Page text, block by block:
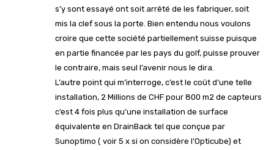
s’y sont essayé ont soit arrêté de les fabriquer, soit
mis la clef sous la porte. Bien entendu nous voulons
croire que cette société partiellement suisse puisque
en partie financée par les pays du golf, puisse prouver
le contraire, mais seul l’avenir nous le dira.
L’autre point qui m’interroge, c’est le coût d’une telle
installation, 2 Millions de CHF pour 800 m2 de capteurs
c’est 4 fois plus qu’une installation de surface
équivalente en DrainBack tel que conçue par
Sunoptimo ( voir 5 x si on considère l’Opticube) et